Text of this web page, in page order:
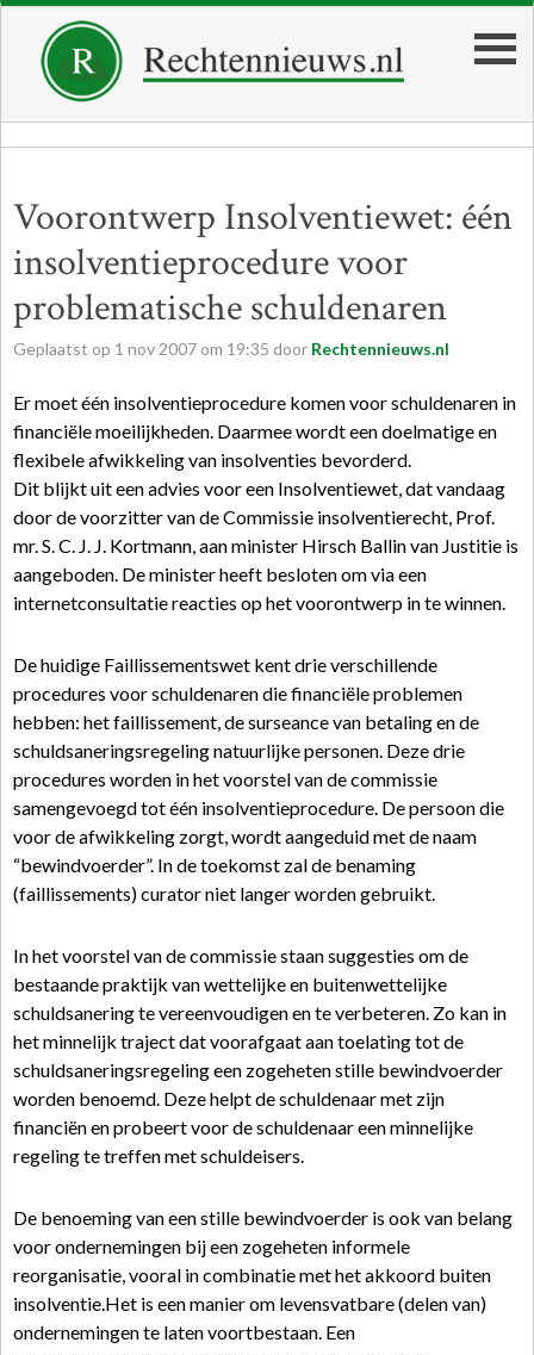
Voorontwerp Insolventiewet: één
insolventieprocedure voor
problematische schuldenaren
Geplaatst op 1 nov 2007 om 19:35 door Rechtennieuws.nl
Er moet één insolventieprocedure komen voor schuldenaren in
financiële moeilijkheden. Daarmee wordt een doelmatige en
flexibele afwikkeling van insolventies bevorderd.
Dit blijkt uit een advies voor een Insolventiewet, dat vandaag
door de voorzitter van de Commissie insolventierecht, Prof.
mr. S. C. J. J. Kortmann, aan minister Hirsch Ballin van Justitie is
aangeboden. De minister heeft besloten om via een
internetconsultatie reacties op het voorontwerp in te winnen.
De huidige Faillissementswet kent drie verschillende
procedures voor schuldenaren die financiële problemen
hebben: het faillissement, de surseance van betaling en de
schuldsaneringsregeling natuurlijke personen. Deze drie
procedures worden in het voorstel van de commissie
samengevoegd tot één insolventieprocedure. De persoon die
voor de afwikkeling zorgt, wordt aangeduid met de naam
“bewindvoerder”. In de toekomst zal de benaming
(faillissements) curator niet langer worden gebruikt.
In het voorstel van de commissie staan suggesties om de
bestaande praktijk van wettelijke en buitenwettelijke
schuldsanering te vereenvoudigen en te verbeteren. Zo kan in
het minnelijk traject dat voorafgaat aan toelating tot de
schuldsaneringsregeling een zogeheten stille bewindvoerder
worden benoemd. Deze helpt de schuldenaar met zijn
financiën en probeert voor de schuldenaar een minnelijke
regeling te treffen met schuldeisers.
De benoeming van een stille bewindvoerder is ook van belang
voor ondernemingen bij een zogeheten informele
reorganisatie, vooral in combinatie met het akkoord buiten
insolventie.Het is een manier om levensvatbare (delen van)
ondernemingen te laten voortbestaan. Een